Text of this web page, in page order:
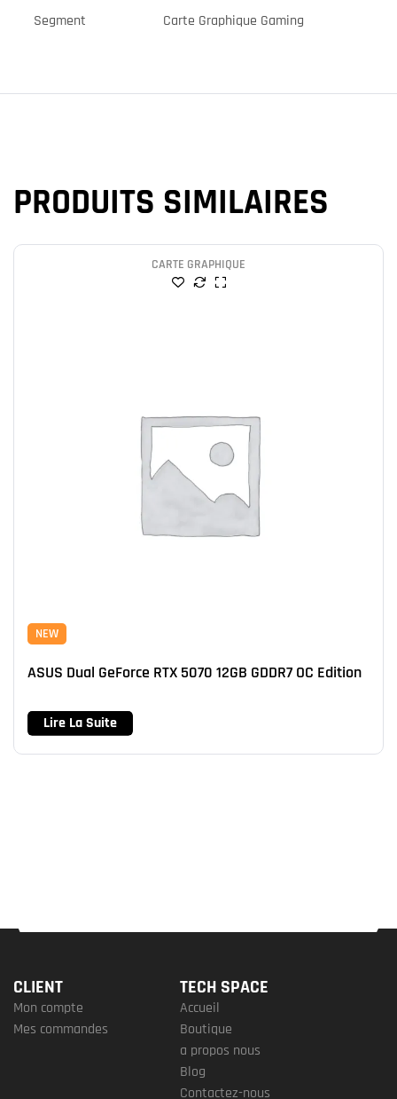
Segment Carte Graphique Gaming
PRODUITS SIMILAIRES
CARTE GRAPHIQUE
NEW
ASUS Dual GeForce RTX 5070 12GB GDDR7 OC Edition
Lire La Suite
CLIENT
Mon compte
Mes commandes
TECH SPACE
Accueil
Boutique
a propos nous
Blog
Contactez-nous